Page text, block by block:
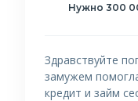
Нужно 300
Здравствуйте
замужем
кредит и займ